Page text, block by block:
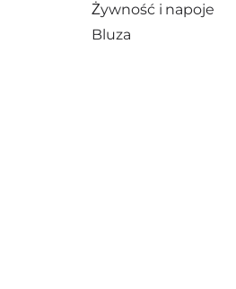
Żywność i napoje
Bluza